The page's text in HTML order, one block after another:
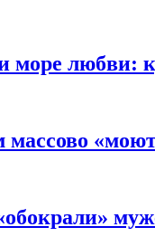
любви:
массово